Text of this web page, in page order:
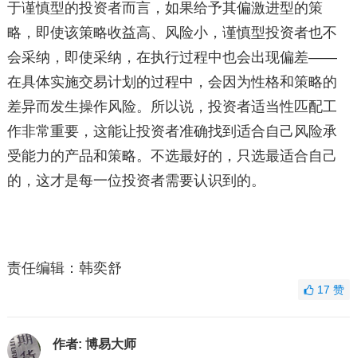
于谨慎型的投资者而言，如果给予其偏激进型的策
略，即使该策略收益高、风险小，谨慎型投资者也不
会采纳，即使采纳，在执行过程中也会出现偏差——
在具体实施交易计划的过程中，会因为性格和策略的
差异而发生操作风险。所以说，投资者适当性匹配工
作非常重要，这能让投资者准确找到适合自己风险承
受能力的产品和策略。不选最好的，只选最适合自己
的，这才是每一位投资者需要认识到的。
责任编辑：韩奕舒
17赞
作者: 博易大师